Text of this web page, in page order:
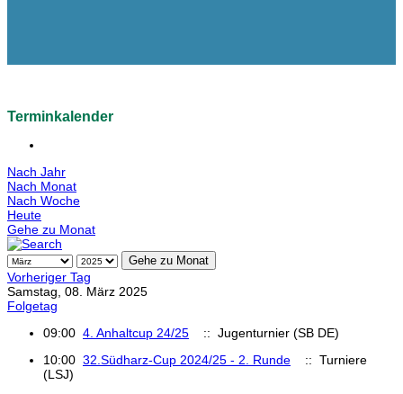
Terminkalender
Nach Jahr
Nach Monat
Nach Woche
Heute
Gehe zu Monat
Gehe zu Monat
Vorheriger Tag
Samstag, 08. März 2025
Folgetag
09:00 4. Anhaltcup 24/25
:: Jugenturnier (SB DE)
10:00 32.Südharz-Cup 2024/25 - 2. Runde
:: Turniere
(LSJ)